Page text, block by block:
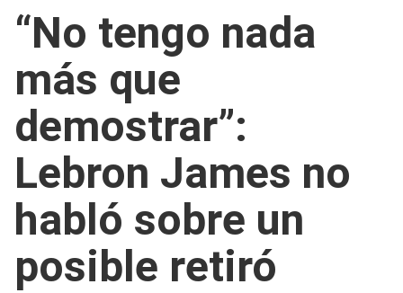
“No tengo nada
más que
demostrar”:
Lebron James no
habló sobre un
posible retiró